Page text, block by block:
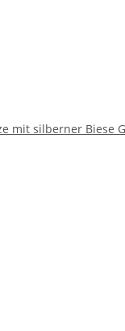
mit silberner Biese